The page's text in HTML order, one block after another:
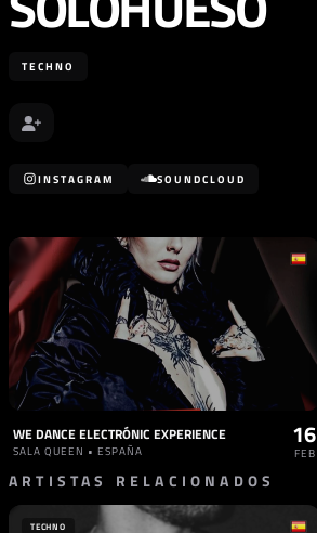
TECHNO
INSTAGRAM SOUNDCLOUD
WE DANCE ELECTRÓNIC EXPERIENCE
SALA QUEEN • ESPAÑA
16
FEB
ARTISTAS RELACIONADOS
TECHNO